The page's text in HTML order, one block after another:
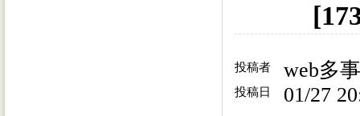
投稿者 web多
投稿日 01/27